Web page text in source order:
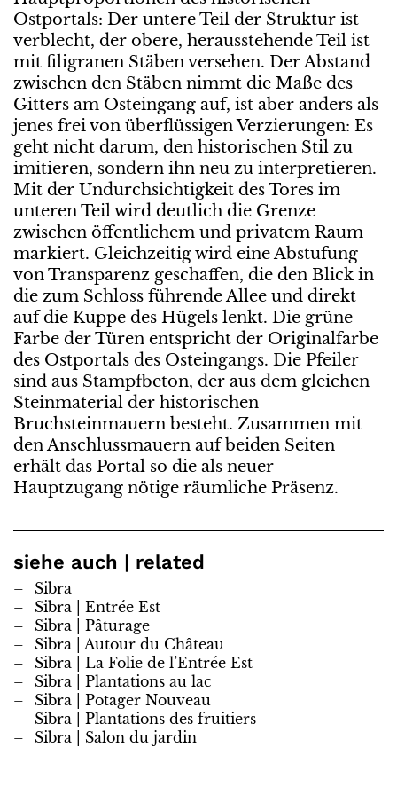
Ostportals: Der untere Teil der Struktur ist
verblecht, der obere, herausstehende Teil ist
mit filigranen Stäben versehen. Der Abstand
zwischen den Stäben nimmt die Maße des
Gitters am Osteingang auf, ist aber anders als
jenes frei von überflüssigen Verzierungen: Es
geht nicht darum, den historischen Stil zu
imitieren, sondern ihn neu zu interpretieren.
Mit der Undurchsichtigkeit des Tores im
unteren Teil wird deutlich die Grenze
zwischen öffentlichem und privatem Raum
markiert. Gleichzeitig wird eine Abstufung
von Transparenz geschaffen, die den Blick in
die zum Schloss führende Allee und direkt
auf die Kuppe des Hügels lenkt. Die grüne
Farbe der Türen entspricht der Originalfarbe
des Ostportals des Osteingangs. Die Pfeiler
sind aus Stampfbeton, der aus dem gleichen
Steinmaterial der historischen
Bruchsteinmauern besteht. Zusammen mit
den Anschlussmauern auf beiden Seiten
erhält das Portal so die als neuer
Hauptzugang nötige räumliche Präsenz.
siehe auch | related
Sibra
Sibra | Entrée Est
Sibra | Pâturage
Sibra | Autour du Château
Sibra | La Folie de l’Entrée Est
Sibra | Plantations au lac
Sibra | Potager Nouveau
Sibra | Plantations des fruitiers
Sibra | Salon du jardin